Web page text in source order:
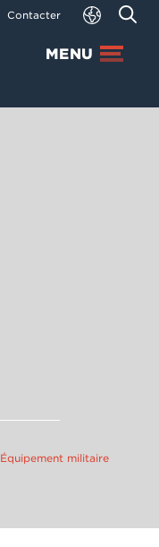
Contacter
MENU
Équipement militaire